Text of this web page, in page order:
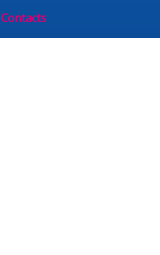
Contacts